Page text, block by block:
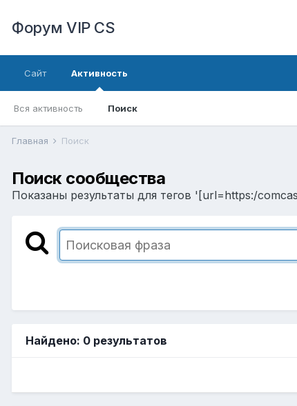
Форум VIP CS
Сайт Активность
Вся активность Поиск
Главная Поиск
Поиск сообщества
Показаны результаты для тегов '[url=https:/
Найдено: 0 результатов